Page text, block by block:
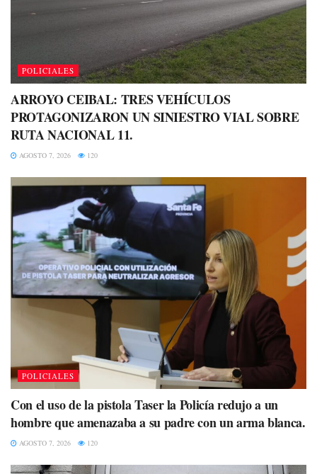
POLICIALES
ARROYO CEIBAL: TRES VEHÍCULOS
PROTAGONIZARON UN SINIESTRO VIAL SOBRE
RUTA NACIONAL 11.
AGOSTO 7, 2026 120
POLICIALES
Con el uso de la pistola Taser la Policía redujo a un
hombre que amenazaba a su padre con un arma blanca.
AGOSTO 7, 2026 120